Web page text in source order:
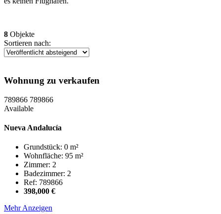
8 Objekte
Sortieren nach:
Wohnung zu verkaufen
789866 789866
Available
Nueva Andalucía
Grundstück: 0 m²
Wohnfläche: 95 m²
Zimmer: 2
Badezimmer: 2
Ref: 789866
398,000 €
Mehr Anzeigen